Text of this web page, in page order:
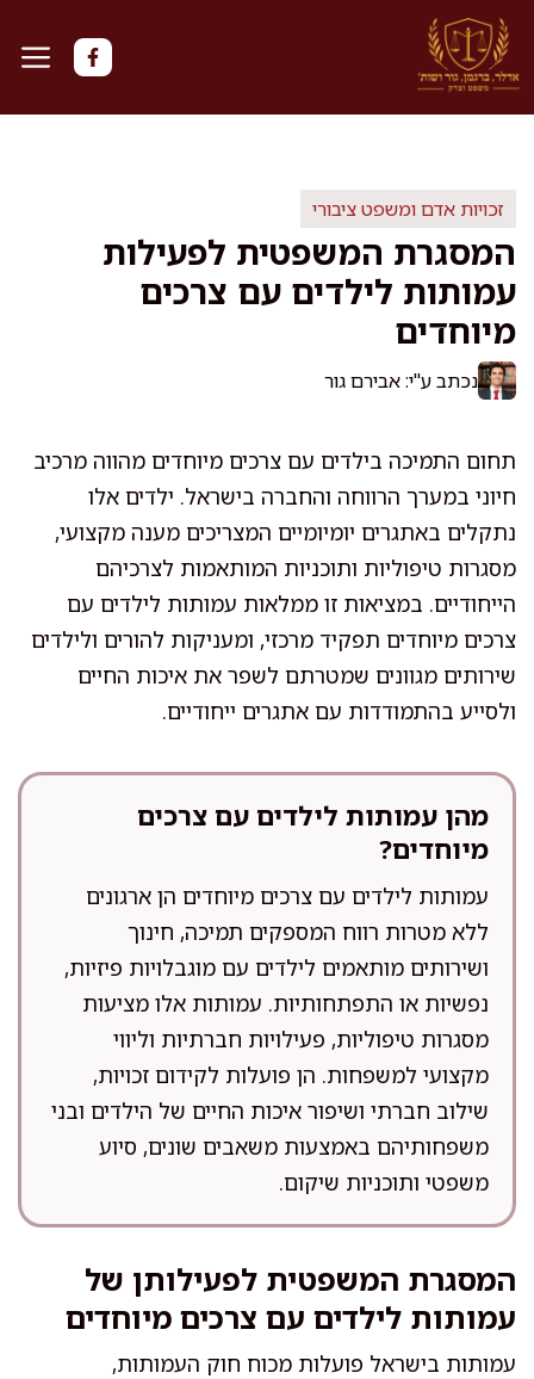
לדלג
לתוכן
זכויות אדם ומשפט ציבורי
המסגרת המשפטית לפעילות
עמותות לילדים עם צרכים
מיוחדים
נכתב ע"י: אבירם גור
תחום התמיכה בילדים עם צרכים מיוחדים מהווה מרכיב
חיוני במערך הרווחה והחברה בישראל. ילדים אלו
נתקלים באתגרים יומיומיים המצריכים מענה מקצועי,
מסגרות טיפוליות ותוכניות המותאמות לצרכיהם
הייחודיים. במציאות זו ממלאות עמותות לילדים עם
צרכים מיוחדים תפקיד מרכזי, ומעניקות להורים ולילדים
שירותים מגוונים שמטרתם לשפר את איכות החיים
ולסייע בהתמודדות עם אתגרים ייחודיים.
מהן עמותות לילדים עם צרכים
מיוחדים?
עמותות לילדים עם צרכים מיוחדים הן ארגונים
ללא מטרות רווח המספקים תמיכה, חינוך
ושירותים מותאמים לילדים עם מוגבלויות פיזיות,
נפשיות או התפתחותיות. עמותות אלו מציעות
מסגרות טיפוליות, פעילויות חברתיות וליווי
מקצועי למשפחות. הן פועלות לקידום זכויות,
שילוב חברתי ושיפור איכות החיים של הילדים ובני
משפחותיהם באמצעות משאבים שונים, סיוע
משפטי ותוכניות שיקום.
המסגרת המשפטית לפעילותן של
עמותות לילדים עם צרכים מיוחדים
עמותות בישראל פועלות מכוח חוק העמותות,